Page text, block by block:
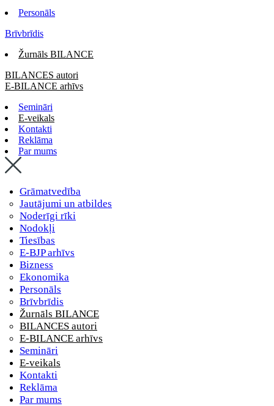
Personāls
Brīvbrīdis
Žurnāls BILANCE
BILANCES autori
E-BILANCE arhīvs
Semināri
E-veikals
Kontakti
Reklāma
Par mums
Grāmatvedība
Jautājumi un atbildes
Noderīgi rīki
Nodokļi
Tiesības
E-BJP arhīvs
Bizness
Ekonomika
Personāls
Brīvbrīdis
Žurnāls BILANCE
BILANCES autori
E-BILANCE arhīvs
Semināri
E-veikals
Kontakti
Reklāma
Par mums